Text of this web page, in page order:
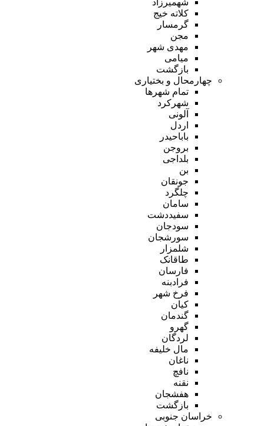
کلاته خیج
گرمسار
مجن
مهدی شهر
میامی
بازگشت
چهارمحال و بختیاری
تمام شهر‌ها
شهرکرد
آلونی
اردل
باباحیدر
بروجن
بلداجی
بن
جونقان
چلگرد
سامان
سفیددشت
سودجان
سورشجان
شلمزار
طاقانک
فارسان
فرادبنه
فرخ شهر
کیان
گندمان
گهرو
لردگان
مال خلیفه
ناغان
نافچ
نقنه
هفشجان
بازگشت
خراسان جنوبی